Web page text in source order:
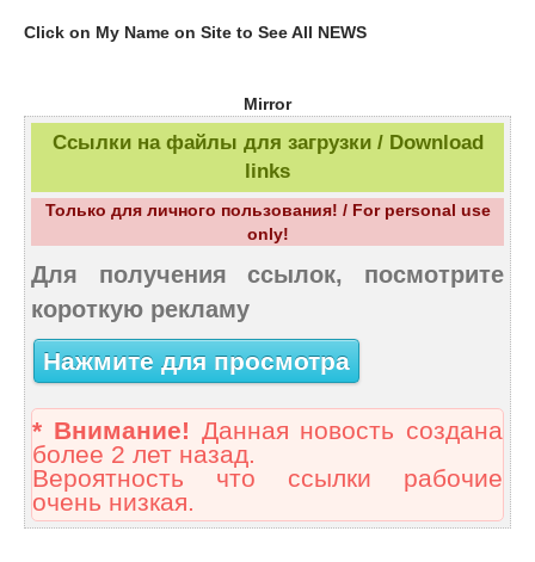
Click on My Name on Site to See All NEWS
Mirror
Ссылки на файлы для загрузки / Download
links
Только для личного пользования! / For personal use
only!
Для получения ссылок, посмотрите
короткую рекламу
Нажмите для просмотра
* Внимание! Данная новость создана
более 2 лет назад.
Вероятность что ссылки рабочие
очень низкая.